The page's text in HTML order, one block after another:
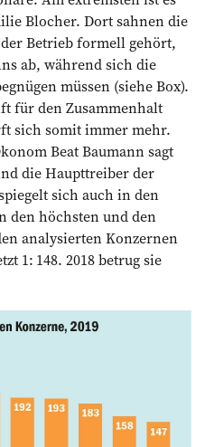
Blocher. Dort sahnen die
Betrieb formell gehört,
ab, während sich die
müssen (siehe Box).
für den Zusammenhalt
sich somit immer mehr.
Beat Baumann sagt
die Haupttreiber der
sich auch in den
den höchsten und den
analysierten Konzernen
1: 148. 2018 betrug sie